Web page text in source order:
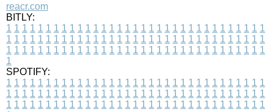
reacr.com
BITLY:
1 1 1 1 1 1 1 1 1 1 1 1 1 1 1 1 1 1 1 1 1 1 1 1 1 1 1 1 1 1 1 1 1
1 1 1 1 1 1 1 1 1 1 1 1 1 1 1 1 1 1 1 1 1 1 1 1 1 1 1 1 1 1 1 1 1
1 1 1 1 1 1 1 1 1 1 1 1 1 1 1 1 1 1 1 1 1 1 1 1 1 1 1 1 1 1 1 1 1
1
SPOTIFY:
1 1 1 1 1 1 1 1 1 1 1 1 1 1 1 1 1 1 1 1 1 1 1 1 1 1 1 1 1 1 1 1 1
1 1 1 1 1 1 1 1 1 1 1 1 1 1 1 1 1 1 1 1 1 1 1 1 1 1 1 1 1 1 1 1 1
1 1 1 1 1 1 1 1 1 1 1 1 1 1 1 1 1 1 1 1 1 1 1 1 1 1 1 1 1 1 1 1 1